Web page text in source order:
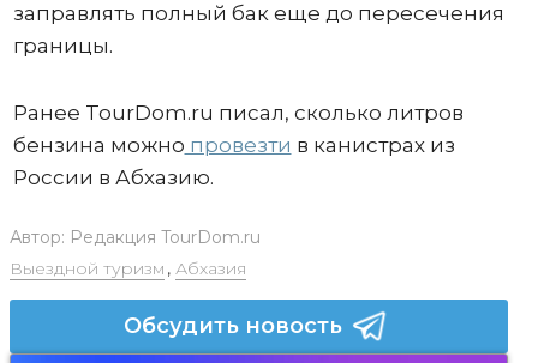
заправлять полный бак еще до пересечения
границы.
Ранее TourDom.ru писал, сколько литров
бензина можно провезти в канистрах из
России в Абхазию.
Автор: Редакция TourDom.ru
Выездной туризм , Абхазия
Обсудить новость